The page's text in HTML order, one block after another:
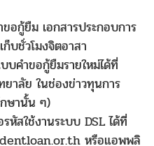
อกู้ยืม เอกสารประกอบการ
บชั่วโมงจิตอาสา
บคำขอกู้ยืมรายใหม่ได้ที่
ยาลัย ในช่องข่าวทุนการ
ษานั้น ๆ)
หัสใช้งานระบบ DSL ได้ที่
หรือแอพพลิ